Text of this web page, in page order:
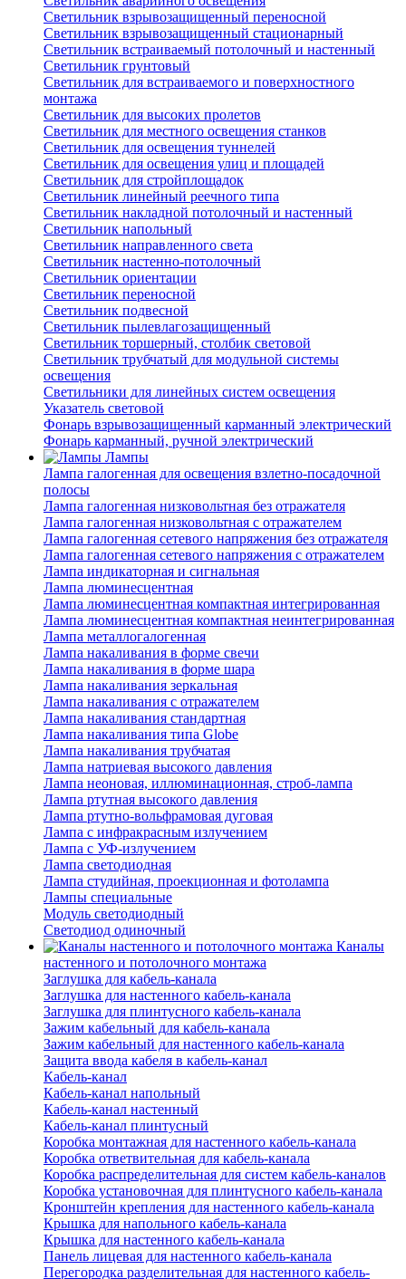
Светильник взрывозащищенный переносной
Светильник взрывозащищенный стационарный
Светильник встраиваемый потолочный и настенный
Светильник грунтовый
Светильник для встраиваемого и поверхностного
монтажа
Светильник для высоких пролетов
Светильник для местного освещения станков
Светильник для освещения туннелей
Светильник для освещения улиц и площадей
Светильник для стройплощадок
Светильник линейный реечного типа
Светильник накладной потолочный и настенный
Светильник напольный
Светильник направленного света
Светильник настенно-потолочный
Светильник ориентации
Светильник переносной
Светильник подвесной
Светильник пылевлагозащищенный
Светильник торшерный, столбик световой
Светильник трубчатый для модульной системы
освещения
Светильники для линейных систем освещения
Указатель световой
Фонарь взрывозащищенный карманный электрический
Фонарь карманный, ручной электрический
Лампы
Лампа галогенная для освещения взлетно-посадочной
полосы
Лампа галогенная низковольтная без отражателя
Лампа галогенная низковольтная с отражателем
Лампа галогенная сетевого напряжения без отражателя
Лампа галогенная сетевого напряжения с отражателем
Лампа индикаторная и сигнальная
Лампа люминесцентная
Лампа люминесцентная компактная интегрированная
Лампа люминесцентная компактная неинтегрированная
Лампа металлогалогенная
Лампа накаливания в форме свечи
Лампа накаливания в форме шара
Лампа накаливания зеркальная
Лампа накаливания с отражателем
Лампа накаливания стандартная
Лампа накаливания типа Globe
Лампа накаливания трубчатая
Лампа натриевая высокого давления
Лампа неоновая, иллюминационная, строб-лампа
Лампа ртутная высокого давления
Лампа ртутно-вольфрамовая дуговая
Лампа с инфракрасным излучением
Лампа с УФ-излучением
Лампа светодиодная
Лампа студийная, проекционная и фотолампа
Лампы специальные
Модуль светодиодный
Светодиод одиночный
Каналы
настенного и потолочного монтажа
Заглушка для кабель-канала
Заглушка для настенного кабель-канала
Заглушка для плинтусного кабель-канала
Зажим кабельный для кабель-канала
Зажим кабельный для настенного кабель-канала
Защита ввода кабеля в кабель-канал
Кабель-канал
Кабель-канал напольный
Кабель-канал настенный
Кабель-канал плинтусный
Коробка монтажная для настенного кабель-канала
Коробка ответвительная для кабель-канала
Коробка распределительная для систем кабель-каналов
Коробка установочная для плинтусного кабель-канала
Кронштейн крепления для настенного кабель-канала
Крышка для напольного кабель-канала
Крышка для настенного кабель-канала
Панель лицевая для настенного кабель-канала
Перегородка разделительная для настенного кабель-